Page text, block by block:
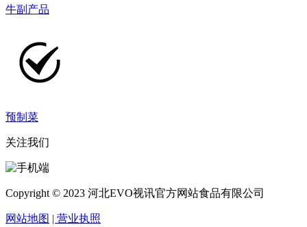
牛副产品
预制菜
关注我们
Copyright © 2023 河北EVO视讯官方网站食品有限公司
网站地图 | 营业执照